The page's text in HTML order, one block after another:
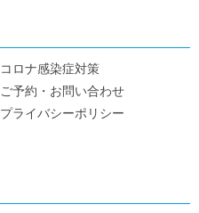
コロナ感染症対策
ご予約・お問い合わせ
プライバシーポリシー